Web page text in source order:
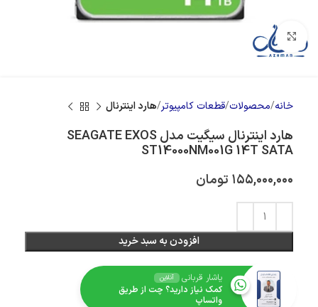
بزرگنمایی تصویر
خانه محصولات قطعات کامپیوتر هارد اینترنال
هارد اینترنال سیگیت مدل SEAGATE EXOS
ST14000NM001G 14T SATA
۱۵۵,۰۰۰,۰۰۰ تومان
افزودن به سبد خرید
یاشار قربانی آنلاین
کمک نیاز دارید؟ چت از طریق
واتساپ